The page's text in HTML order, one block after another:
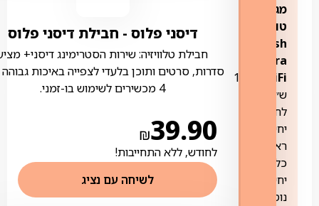
מגדיל
טווח
Mesh
Ultra
WiFi:
ב-10
ש״ח
לחודש
יחידה
ראשונה,
כל
יחידה
נוספת
דיסני פלוס ‏- ‏חבילת דיסני פלוס
חבילת טלוויזיה: שירות הסטרימינג דיסני+
סדרות, סרטים ותוכן בלעדי לצפייה באיכות
4 מכשירים לשימוש בו-זמני.
₪39.90
לחודש, ללא התחייבות!
לשיחה עם נציג